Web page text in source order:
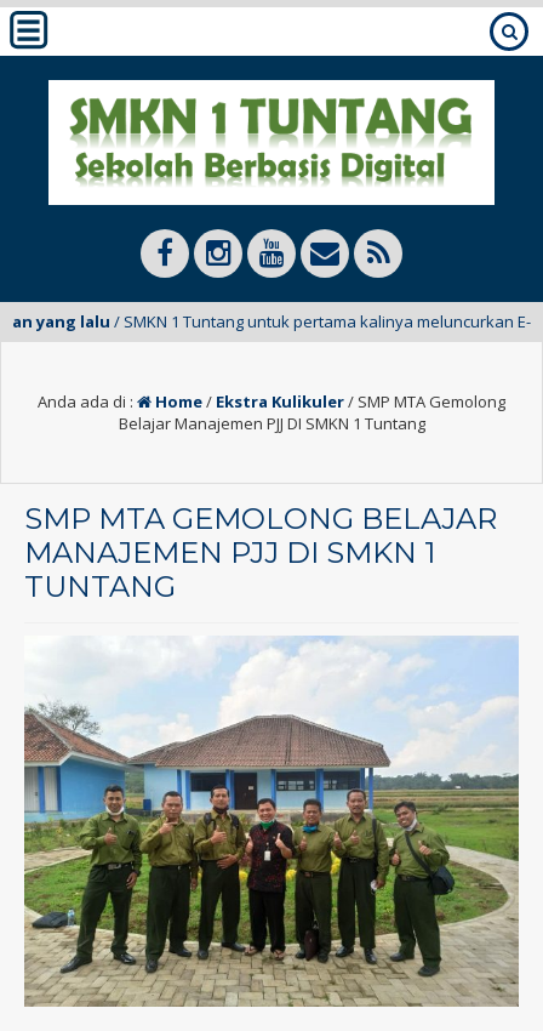
yang lalu/ SMKN 1 Tuntang untuk pertama kalinya meluncurkan E-
Anda ada di : Home/ Ekstra Kulikuler/ SMP MTA Gemolong
Belajar Manajemen PJJ DI SMKN 1 Tuntang
SMP MTA GEMOLONG BELAJAR
MANAJEMEN PJJ DI SMKN 1
TUNTANG